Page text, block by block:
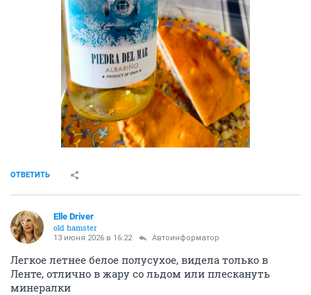
ОТВЕТИТЬ
Elle Driver
old hamster
13 июня 2026 в 16:22 Автоинформатор
Легкое летнее белое полусухое, видела только в
Ленте, отлично в жару со льдом или плескануть
минералки